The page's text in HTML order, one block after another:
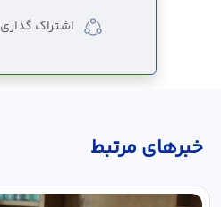
اشتراک گذاری
خبر‌های مرتبط